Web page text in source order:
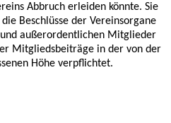
Abbruch erleiden könnte. Sie
Beschlüsse der Vereinsorgane
außerordentlichen Mitglieder
Mitgliedsbeiträge in der von der
Höhe verpflichtet.